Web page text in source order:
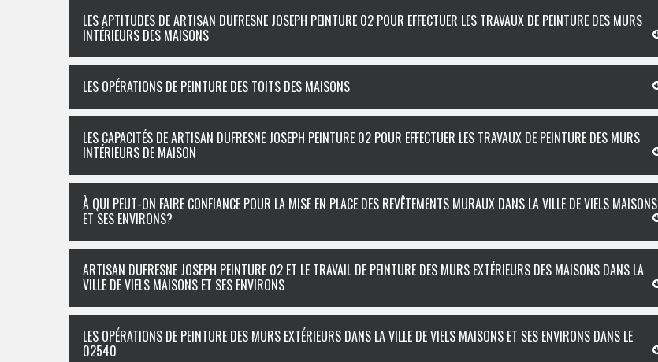
LES APTITUDES DE ARTISAN DUFRESNE JOSEPH PEINTURE 02 POUR EFFECTUER LES TRAVAUX DE PEINTURE DES MURS
INTÉRIEURS DES MAISONS
LES OPÉRATIONS DE PEINTURE DES TOITS DES MAISONS
LES CAPACITÉS DE ARTISAN DUFRESNE JOSEPH PEINTURE 02 POUR EFFECTUER LES TRAVAUX DE PEINTURE DES MURS
INTÉRIEURS DE MAISON
À QUI PEUT-ON FAIRE CONFIANCE POUR LA MISE EN PLACE DES REVÊTEMENTS MURAUX DANS LA VILLE DE VIELS MAISONS
ET SES ENVIRONS?
ARTISAN DUFRESNE JOSEPH PEINTURE 02 ET LE TRAVAIL DE PEINTURE DES MURS EXTÉRIEURS DES MAISONS DANS LA
VILLE DE VIELS MAISONS ET SES ENVIRONS
LES OPÉRATIONS DE PEINTURE DES MURS EXTÉRIEURS DANS LA VILLE DE VIELS MAISONS ET SES ENVIRONS DANS LE
02540